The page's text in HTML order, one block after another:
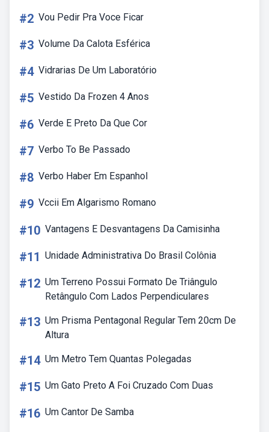
#2 Vou Pedir Pra Voce Ficar
#3 Volume Da Calota Esférica
#4 Vidrarias De Um Laboratório
#5 Vestido Da Frozen 4 Anos
#6 Verde E Preto Da Que Cor
#7 Verbo To Be Passado
#8 Verbo Haber Em Espanhol
#9 Vccii Em Algarismo Romano
#10 Vantagens E Desvantagens Da Camisinha
#11 Unidade Administrativa Do Brasil Colônia
#12 Um Terreno Possui Formato De Triângulo
Retângulo Com Lados Perpendiculares
#13 Um Prisma Pentagonal Regular Tem 20cm De
Altura
#14 Um Metro Tem Quantas Polegadas
#15 Um Gato Preto A Foi Cruzado Com Duas
#16 Um Cantor De Samba